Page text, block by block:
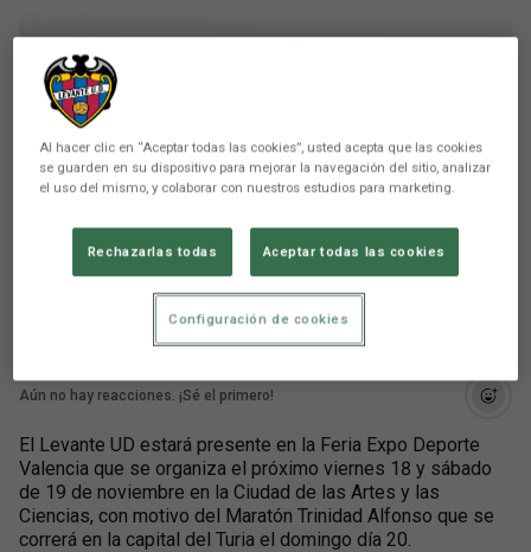
LEVANTE UD
​ El Levante UD estará
presente en la Feria Expo
Deporte Valencia del Maratón
de Valencia
Aún no hay reacciones. ¡Sé el primero!
El Levante UD estará presente en la Feria Expo Deporte
Valencia que se organiza el próximo viernes 18 y sábado
de 19 de noviembre en la Ciudad de las Artes y las
Ciencias, con motivo del Maratón Trinidad Alfonso que se
correrá en la capital del Turia el domingo día 20.
Al hacer clic en “Aceptar todas las cookies”, usted acepta que las cookies
se guarden en su dispositivo para mejorar la navegación del sitio, analizar
el uso del mismo, y colaborar con nuestros estudios para marketing.
Rechazarlas todas Aceptar todas las cookies
Configuración de cookies